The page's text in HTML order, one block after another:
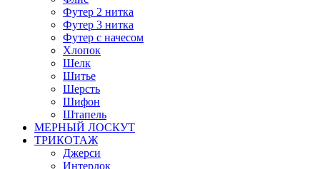
Футер 2 нитка
Футер 3 нитка
Футер с начесом
Хлопок
Шелк
Шитье
Шерсть
Шифон
Штапель
МЕРНЫЙ ЛОСКУТ
ТРИКОТАЖ
Джерси
Интерлок